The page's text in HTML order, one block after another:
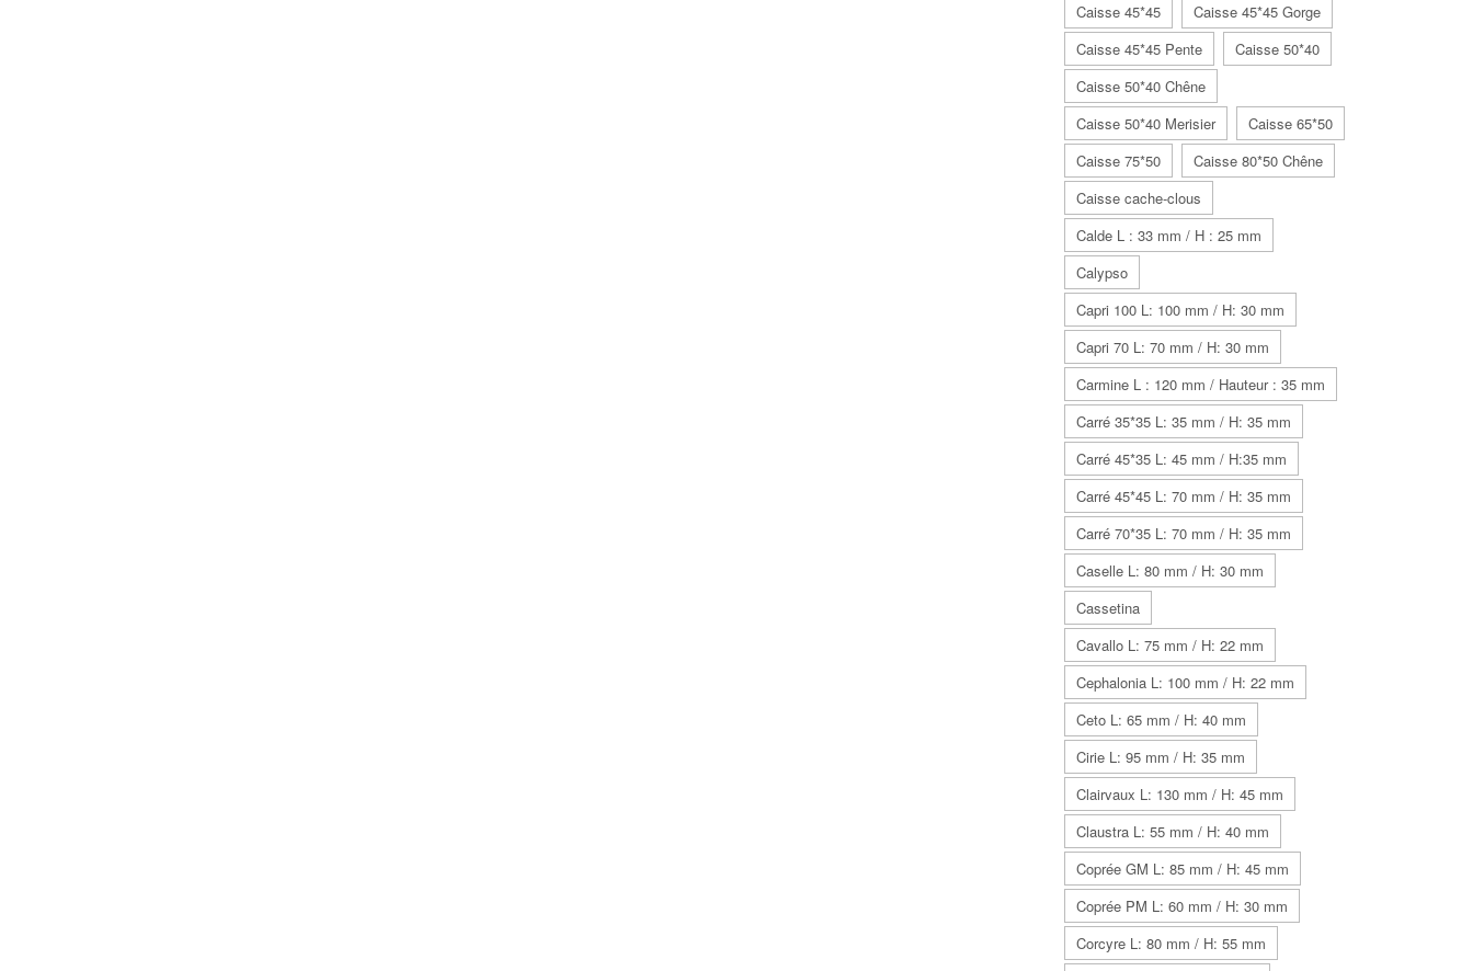
Caisse 45*45
Caisse 45*45 Gorge
Caisse 45*45 Pente
Caisse 50*40
Caisse 50*40 Chêne
Caisse 50*40 Merisier
Caisse 65*50
Caisse 75*50
Caisse 80*50 Chêne
Caisse cache-clous
Calde L : 33 mm / H : 25 mm
Calypso
Capri 100 L: 100 mm / H: 30 mm
Capri 70 L: 70 mm / H: 30 mm
Carmine L : 120 mm / Hauteur : 35 mm
Carré 35*35 L: 35 mm / H: 35 mm
Carré 45*35 L: 45 mm / H:35 mm
Carré 45*45 L: 70 mm / H: 35 mm
Carré 70*35 L: 70 mm / H: 35 mm
Caselle L: 80 mm / H: 30 mm
Cassetina
Cavallo L: 75 mm / H: 22 mm
Cephalonia L: 100 mm / H: 22 mm
Ceto L: 65 mm / H: 40 mm
Cirie L: 95 mm / H: 35 mm
Clairvaux L: 130 mm / H: 45 mm
Claustra L: 55 mm / H: 40 mm
Coprée GM L: 85 mm / H: 45 mm
Coprée PM L: 60 mm / H: 30 mm
Corcyre L: 80 mm / H: 55 mm